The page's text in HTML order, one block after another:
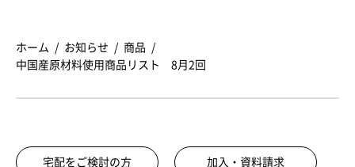
ホーム お知らせ
商品
中国産原材料使用商品リスト 8月2回
宅配をご検討の方 加入・資料請求